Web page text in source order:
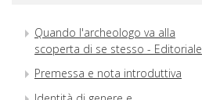
Quando l'archeologo va alla
scoperta di se stesso - Editoriale
Premessa e nota introduttiva